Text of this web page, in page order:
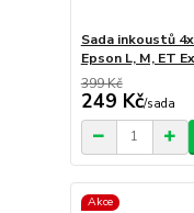
Sada inkoustů
Epson L, M, ET
399 Kč
249 Kč/sada
Akce